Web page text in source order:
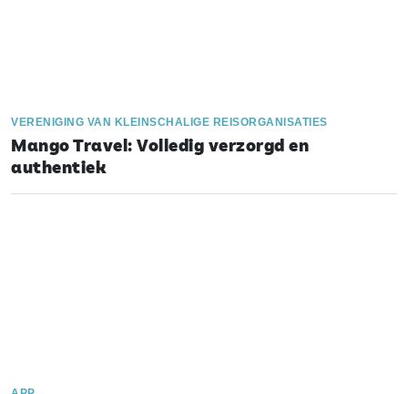
VERENIGING VAN KLEINSCHALIGE REISORGANISATIES
Mango Travel: Volledig verzorgd en
authentiek